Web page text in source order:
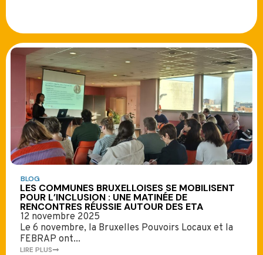
BLOG
LES COMMUNES BRUXELLOISES SE MOBILISENT
POUR L’INCLUSION : UNE MATINÉE DE
RENCONTRES RÉUSSIE AUTOUR DES ETA
12 novembre 2025
Le 6 novembre, la Bruxelles Pouvoirs Locaux et la
FEBRAP ont...
LIRE PLUS